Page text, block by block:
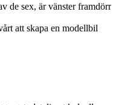
de sex, är vänster framdörr
att skapa en modellbil